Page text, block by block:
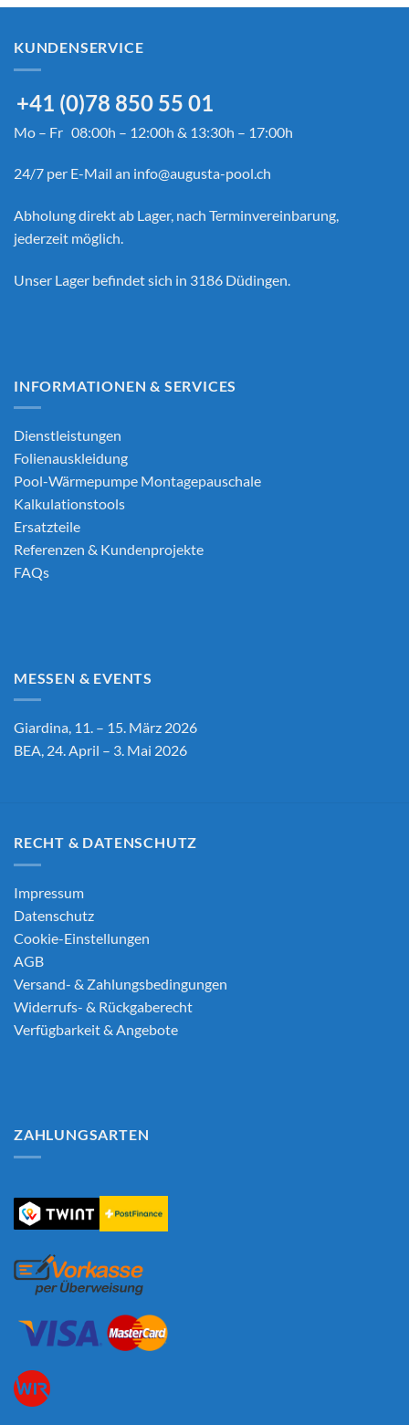
KUNDENSERVICE
+41 (0)78 850 55 01
Mo – Fr 08:00h – 12:00h & 13:30h – 17:00h
24/7 per E-Mail an info@augusta-pool.ch
Abholung direkt ab Lager, nach Terminvereinbarung,
jederzeit möglich.
Unser Lager befindet sich in 3186 Düdingen.
INFORMATIONEN & SERVICES
Dienstleistungen
Folienauskleidung
Pool-Wärmepumpe Montagepauschale
Kalkulationstools
Ersatzteile
Referenzen & Kundenprojekte
FAQs
MESSEN & EVENTS
Giardina, 11. – 15. März 2026
BEA, 24. April – 3. Mai 2026
RECHT & DATENSCHUTZ
Impressum
Datenschutz
Cookie-Einstellungen
AGB
Versand- & Zahlungsbedingungen
Widerrufs- & Rückgaberecht
Verfügbarkeit & Angebote
ZAHLUNGSARTEN